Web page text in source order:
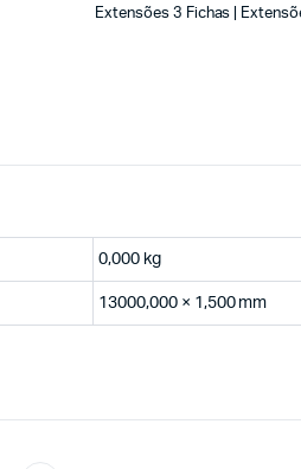
Extensões 3 Fichas |
0,000 kg
13000,000 × 1,500 mm